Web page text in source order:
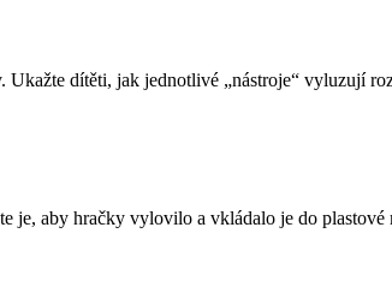
dítěti, jak jednotlivé „nástroje“ vyluzují
je, aby hračky vylovilo a vkládalo je do